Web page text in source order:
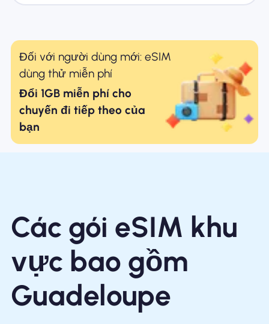
Đối với người dùng mới: eSIM
dùng thử miễn phí
Đổi 1GB miễn phí cho
chuyến đi tiếp theo của
bạn
Các gói eSIM khu
vực bao gồm
Guadeloupe